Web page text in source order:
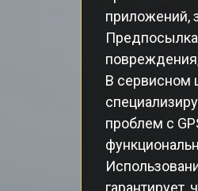
приложений,
В сервисном
проблем с